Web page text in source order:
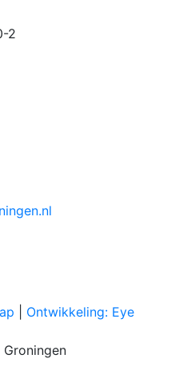
2
Ontwikkeling: Eye